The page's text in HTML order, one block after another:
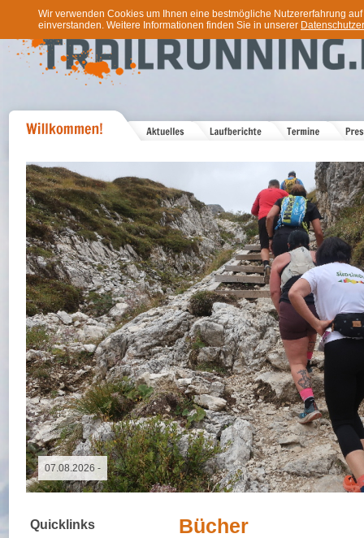
Wir verwenden Cookies um Ihnen eine bestmögliche Nutzererfahrung
einverstanden. Weitere Informationen finden Sie in unserer
09.05.2026 - GutsMuths-Rennsteiglauf
Quicklinks Bücher